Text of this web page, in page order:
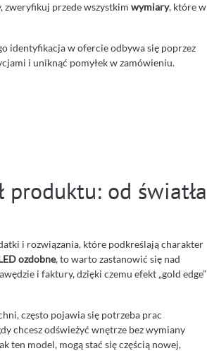
zweryfikuj przede wszystkim wymiary, które w
identyfikacja w ofercie odbywa się poprzez
i uniknąć pomyłek w zamówieniu.
produktu: od światła
i rozwiązania, które podkreślają charakter
ozdobne, to warto zastanowić się nad
i faktury, dzięki czemu efekt „gold edge”
często pojawia się potrzeba prac
chcesz odświeżyć wnętrze bez wymiany
ten model, mogą stać się częścią nowej,